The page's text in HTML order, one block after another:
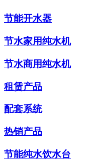
节能开水器
节水家用纯水机
节水商用纯水机
租赁产品
配套系统
热销产品
节能纯水饮水台